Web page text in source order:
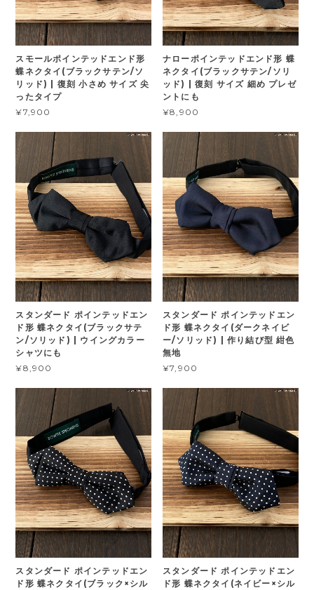
スモールポインテッドエンド形
蝶ネクタイ(ブラックサテン/ソ
リッド) | 復刻 小さめ サイズ 尖
ったタイプ
¥7,900
ナローポインテッドエンド形 蝶
ネクタイ(ブラックサテン/ソリ
ッド) | 復刻 サイズ 細め プレゼ
ントにも
¥8,900
スタンダード ポインテッドエン
ド形 蝶ネクタイ(ブラックサテ
ン/ソリッド) | ウイングカラー
シャツにも
¥8,900
スタンダード ポインテッドエン
ド形 蝶ネクタイ(ダークネイビ
ー/ソリッド) | 作り結び型 紺色
無地
¥7,900
スタンダード ポインテッドエン
ド形 蝶ネクタイ(ブラック×シル
スタンダード ポインテッドエン
ド形 蝶ネクタイ(ネイビー×シル